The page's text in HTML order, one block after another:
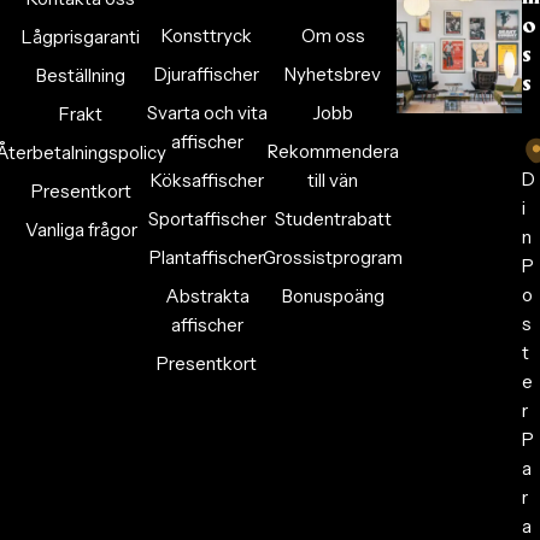
Lågprisgaranti
Beställning
Frakt
Presentkort
Vanliga frågor
Konsttryck
Djuraffischer
Svarta och vita
affischer
Köksaffischer
Sportaffischer
Plantaffischer
Abstrakta
affischer
Presentkort
Om oss
Nyhetsbrev
Jobb
Rekommendera
till vän
Studentrabatt
Grossistprogram
Bonuspoäng
o
s
s
D
i
n
P
o
s
t
e
r
P
a
r
a